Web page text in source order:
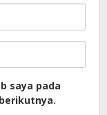
saya pada